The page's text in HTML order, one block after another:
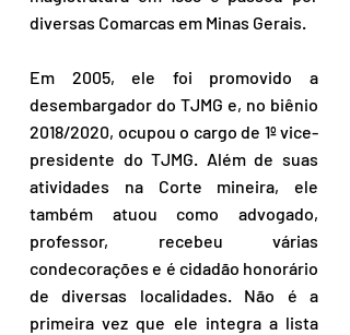
diversas Comarcas em Minas Gerais.
Em 2005, ele foi promovido a
desembargador do TJMG e, no biênio
2018/2020, ocupou o cargo de 1º vice-
presidente do TJMG. Além de suas
atividades na Corte mineira, ele
também atuou como advogado,
professor, recebeu várias
condecorações e é cidadão honorário
de diversas localidades. Não é a
primeira vez que ele integra a lista